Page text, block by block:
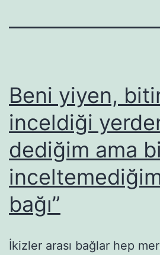
Beni yiyen,
inceldiği
dediğim ama
bağı”
İkizler arası bağlar hep